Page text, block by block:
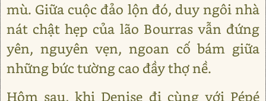
mù. Giữa cuộc đảo lộn đó, duy ngôi nhà
nát chật hẹp của lão Bourras vẫn đứng
yên, nguyên vẹn, ngoan cố bám giữa
những bức tường cao đầy thợ nề.
Hôm sau, khi Denise đi cùng với Pépé